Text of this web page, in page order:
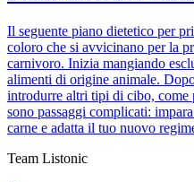
Il seguente piano dietetico per
coloro che si avvicinano per la
carnivoro. Inizia mangiando
alimenti di origine animale.
introdurre altri tipi di cibo, come
sono passaggi complicati:
carne e adatta il tuo nuovo
Team Listonic